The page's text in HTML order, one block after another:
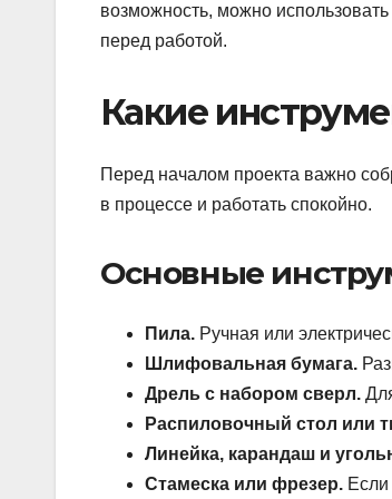
возможность, можно
перед работой.
Какие
Перед началом проекта важно
в процессе и работать спокойно.
Основные
Пила. Ручная или
Шлифовальная бумага.
Дрель с набором сверл.
Распиловочный стол или
Линейка, карандаш и
Стамеска или фрезер.